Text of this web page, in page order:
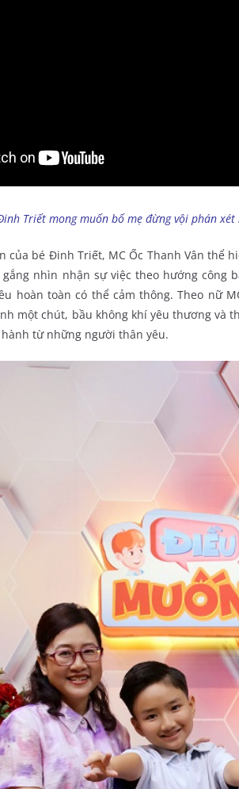
Triết mong muốn bố mẹ đừng vội phán
của bé Đinh Triết, MC Ốc Thanh Vân thể
nhìn nhận sự việc theo hướng công
hoàn toàn có thể cảm thông. Theo nữ
một chút, bầu không khí yêu thương và
từ những người thân yêu.